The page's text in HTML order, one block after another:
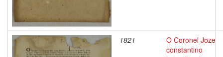
1821
O Coronel Joze
constantino